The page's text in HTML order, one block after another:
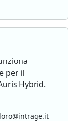
per il
Hybrid.